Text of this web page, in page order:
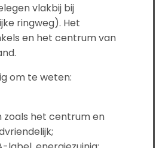
vlakbij bij
ringweg). Het
en het centrum van
om te weten:
zoals het centrum en